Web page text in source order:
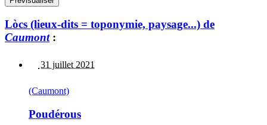
Lòcs (lieux-dits = toponymie, paysage...) de
Caumont:
31 juillet 2021
(Caumont)
Poudérous